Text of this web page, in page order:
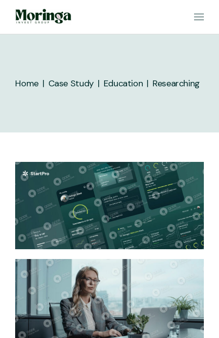
content
Home Case Study Education Researching